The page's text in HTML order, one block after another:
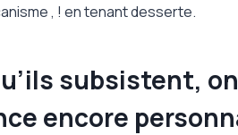
, ! en tenant desserte.
subsistent,
encore